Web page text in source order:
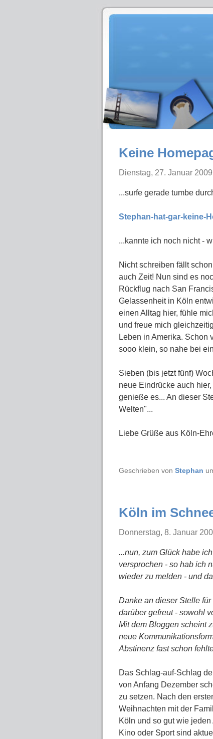
Keine
Dienstag, 27. Januar 2009
...surfe gerade tumbe
Stephan-hat-gar-keine-
...kannte ich noch nicht -
Nicht schreiben fällt
auch Zeit! Nun sind es
Rückflug nach San
Gelassenheit in Köln
einen Alltag hier, fühle
und freue mich
Leben in Amerika. Schon
sooo klein, so nahe bei
Sieben (bis jetzt fünf)
neue Eindrücke auch
genieße es... An dieser
Welten"...
Liebe Grüße aus Köln-
Geschrieben von Stephan
Köln im
Donnerstag, 8. Januar
...nun, zum Glück habe
versprochen - so hab ich
wieder zu melden - und
Danke an dieser Stelle
darüber gefreut - sowohl
Mit dem Bloggen scheint
neue
Abstinenz fast schon
Das Schlag-auf-Schlag
von Anfang Dezember
zu setzen. Nach den
Weihnachten mit der
Köln und so gut wie
Kino oder Sport sind